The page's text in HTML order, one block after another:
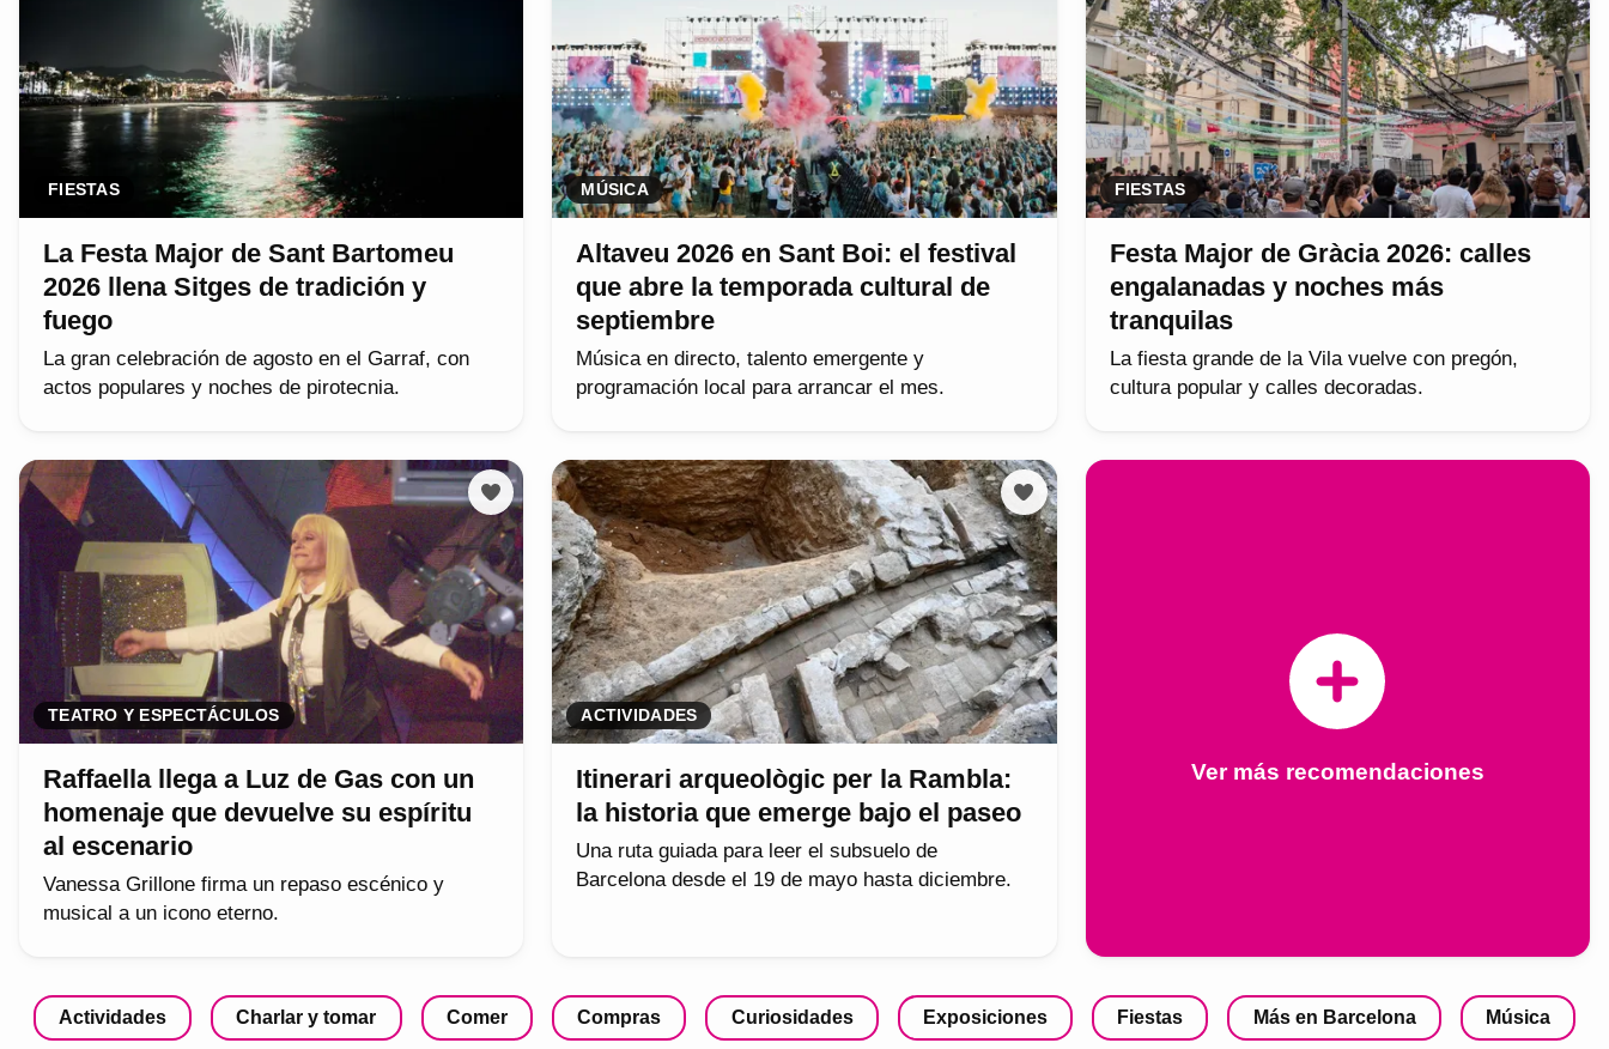
FIESTAS
La Festa Major de Sant Bartomeu
2026 llena Sitges de tradición y
fuego
La gran celebración de agosto en el Garraf, con
actos populares y noches de pirotecnia.
MÚSICA
Altaveu 2026 en Sant Boi: el festival
que abre la temporada cultural de
septiembre
Música en directo, talento emergente y
programación local para arrancar el mes.
FIESTAS
Festa Major de Gràcia 2026: calles
engalanadas y noches más
tranquilas
La fiesta grande de la Vila vuelve con pregón,
cultura popular y calles decoradas.
TEATRO Y ESPECTÁCULOS
Raffaella llega a Luz de Gas con un
homenaje que devuelve su espíritu
al escenario
Vanessa Grillone firma un repaso escénico y
musical a un icono eterno.
ACTIVIDADES
Itinerari arqueològic per la Rambla:
la historia que emerge bajo el paseo
Una ruta guiada para leer el subsuelo de
Barcelona desde el 19 de mayo hasta diciembre.
Ver más recomendaciones
Actividades Charlar y tomar Comer Compras Curiosidades Exposiciones Fiestas Más en Barcelona Música